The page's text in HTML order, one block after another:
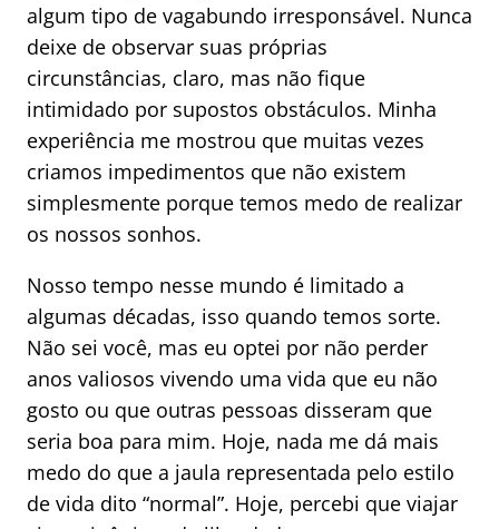
algum tipo de vagabundo irresponsável. Nunca
deixe de observar suas próprias
circunstâncias, claro, mas não fique
intimidado por supostos obstáculos. Minha
experiência me mostrou que muitas vezes
criamos impedimentos que não existem
simplesmente porque temos medo de realizar
os nossos sonhos.
Nosso tempo nesse mundo é limitado a
algumas décadas, isso quando temos sorte.
Não sei você, mas eu optei por não perder
anos valiosos vivendo uma vida que eu não
gosto ou que outras pessoas disseram que
seria boa para mim. Hoje, nada me dá mais
medo do que a jaula representada pelo estilo
de vida dito “normal”. Hoje, percebi que viajar